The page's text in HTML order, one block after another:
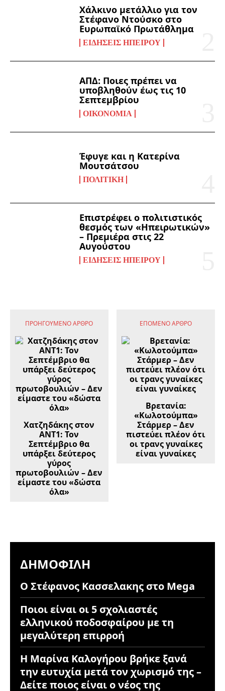
Χάλκινο μετάλλιο για τον
Στέφανο Ντούσκο στο
Ευρωπαϊκό Πρωτάθλημα
ΕΙΔΉΣΕΙΣ ΗΠΕΊΡΟΥ
ΑΠΔ: Ποιες πρέπει να
υποβληθούν έως τις 10
Σεπτεμβρίου
ΟΙΚΟΝΟΜΊΑ
Έφυγε και η Κατερίνα
Μουτσάτσου
ΠΟΛΙΤΙΚΉ
Επιστρέφει ο πολιτιστικός
θεσμός των «Ηπειρωτικών»
– Πρεμιέρα στις 22
Αυγούστου
ΕΙΔΉΣΕΙΣ ΗΠΕΊΡΟΥ
ΠΡΟΗΓΟΎΜΕΝΟ ΆΡΘΡΟ
Χατζηδάκης στον
ΑΝΤ1: Τον
Σεπτέμβριο θα
υπάρξει δεύτερος
γύρος
πρωτοβουλιών – Δεν
είμαστε του «δώστα
όλα»
ΕΠΌΜΕΝΟ ΆΡΘΡΟ
Βρετανία:
«Κωλοτούμπα»
Στάρμερ – Δεν
πιστεύει πλέον ότι
οι τρανς γυναίκες
είναι γυναίκες
ΔΗΜΟΦΙΛΉ
Ο Στέφανος Κασσελακης στο Mega
Ποιοι είναι οι 5 σχολιαστές
ελληνικού ποδοσφαίρου με τη
μεγαλύτερη επιρροή
Η Μαρίνα Καλογήρου βρήκε ξανά
την ευτυχία μετά τον χωρισμό της –
Δείτε ποιος είναι ο νέος της